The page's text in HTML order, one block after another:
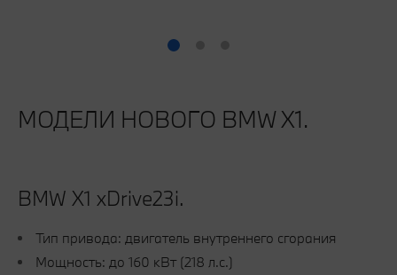
МОДЕЛИ НОВОГО BMW X1.
BMW Х1 xDrive23i.
Тип привода: двигатель внутреннего сгорания
Мощность: до 160 кВт (218 л.с.)